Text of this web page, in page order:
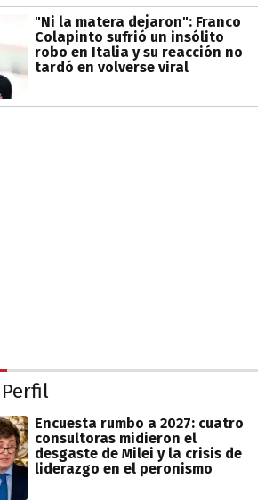
"Ni la matera dejaron": Franco
Colapinto sufrió un insólito
robo en Italia y su reacción no
tardó en volverse viral
Encuesta rumbo a 2027: cuatro
consultoras midieron el
desgaste de Milei y la crisis de
liderazgo en el peronismo